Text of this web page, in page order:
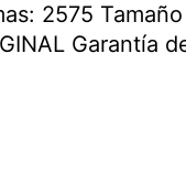
2575
Garantía